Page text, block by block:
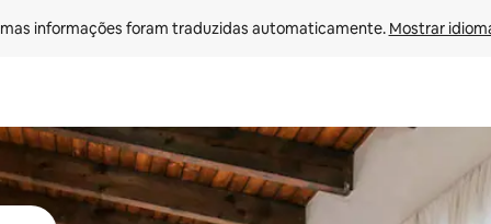
informações foram traduzidas automaticamente. Mostrar